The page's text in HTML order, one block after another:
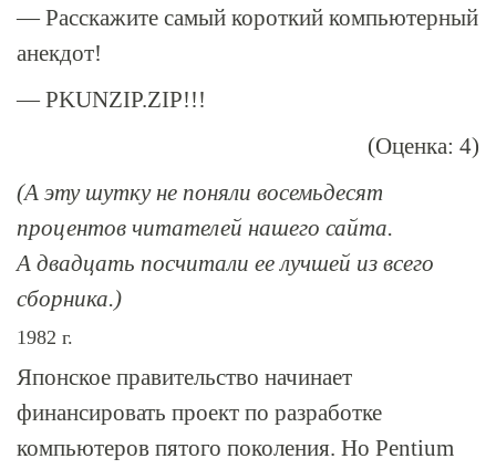
— Расскажите самый короткий компьютерный
анекдот!
— PKUNZIP.ZIP!!!
(Оценка: 4)
(А эту шутку не поняли восемьдесят
процентов читателей нашего сайта.
А двадцать посчитали ее лучшей из всего
сборника.)
1982 г.
Японское правительство начинает
финансировать проект по разработке
компьютеров пятого поколения. Но Pentium